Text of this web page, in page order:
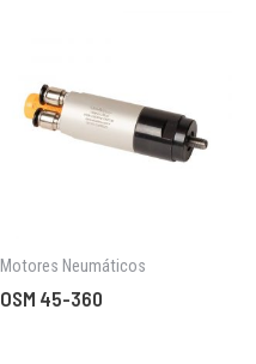
Motores Neumáticos
OSM 45-360